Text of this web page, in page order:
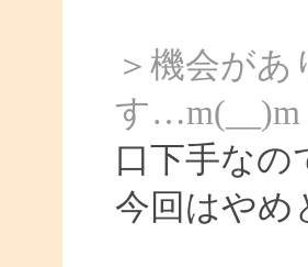
＞機会が
す…m(__)m
口下手な
今回はやめ